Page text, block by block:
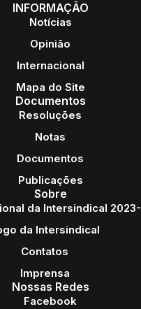
INFORMAÇÃO
Notícias
Opinião
Internacional
Mapa do Site
Documentos
Resoluções
Notas
Documentos
Publicações
Sobre
da Intersindical
da Intersindical
Contatos
Imprensa
Nossas Redes
Facebook